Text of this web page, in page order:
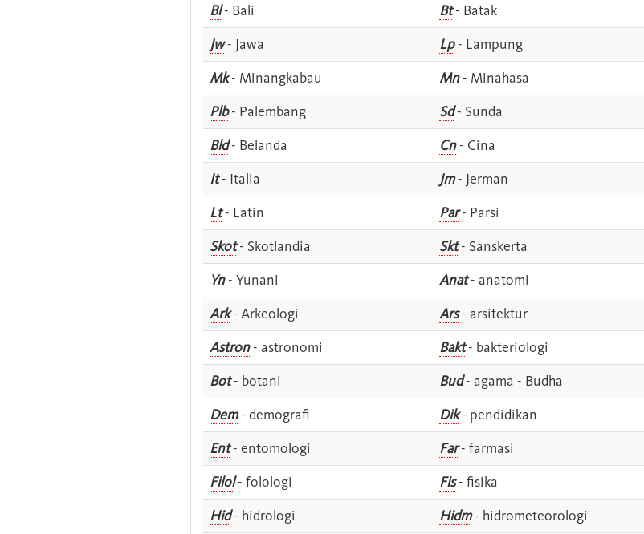
Bl- Bali Bt- Batak
Jw- Jawa Lp- Lampung
Mk- Minangkabau Mn- Minahasa
Plb- Palembang Sd- Sunda
Bld- Belanda Cn- Cina
It- Italia Jm- Jerman
Lt- Latin Par- Parsi
Skot- Skotlandia Skt- Sanskerta
Yn- Yunani Anat- anatomi
Ark- Arkeologi Ars- arsitektur
Astron- astronomi Bakt- bakteriologi
Bot- botani Bud- agama - Budha
Dem- demografi Dik- pendidikan
Ent- entomologi Far- farmasi
Filol- folologi Fis- fisika
Hid- hidrologi Hidm- hidrometeorologi